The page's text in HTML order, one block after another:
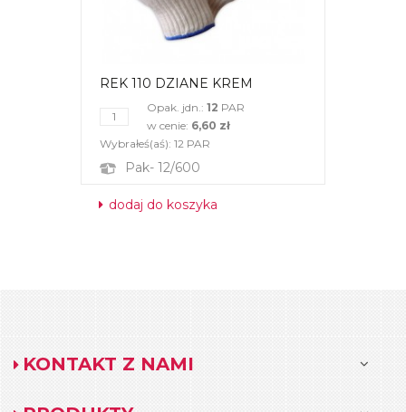
REK 110 DZIANE KREM
Opak. jdn.: 12 PAR
w cenie: 6,60 zł
Wybrałeś(aś): 12 PAR
Pak- 12/600
dodaj do koszyka
KONTAKT Z NAMI